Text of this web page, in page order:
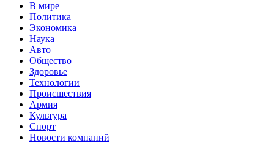
В мире
Политика
Экономика
Наука
Авто
Общество
Здоровье
Технологии
Происшествия
Армия
Культура
Спорт
Новости компаний